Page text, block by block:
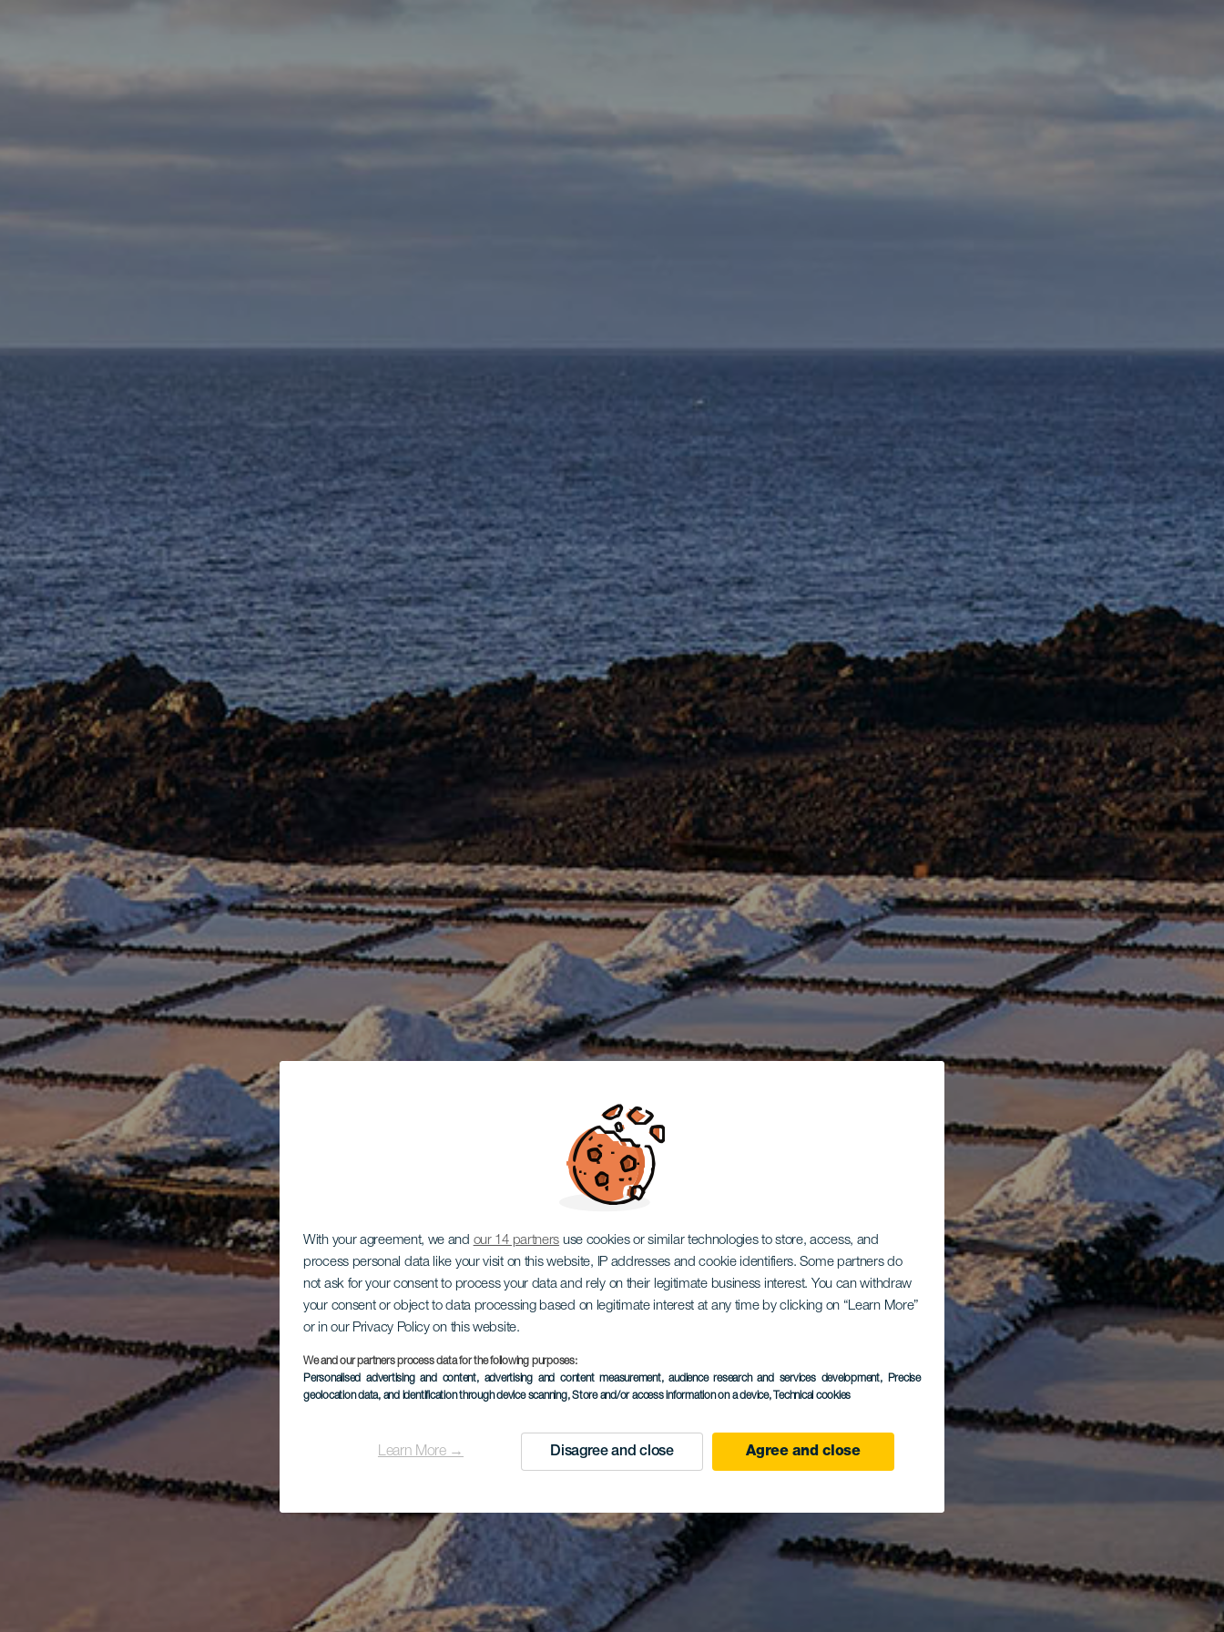
With your agreement, we and our 14 partners use cookies or similar technologies to store, access, and
process personal data like your visit on this website, IP addresses and cookie identifiers. Some partners do
not ask for your consent to process your data and rely on their legitimate business interest. You can withdraw
your consent or object to data processing based on legitimate interest at any time by clicking on “Learn More”
or in our Privacy Policy on this website.
We and our partners process data for the following purposes:
Personalised advertising and content, advertising and content measurement, audience research and services development, Precise
geolocation data, and identification through device scanning, Store and/or access information on a device, Technical cookies
Learn More → Disagree and close Agree and close